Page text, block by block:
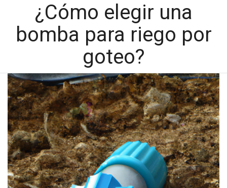
¿Cómo elegir una
bomba para riego por
goteo?